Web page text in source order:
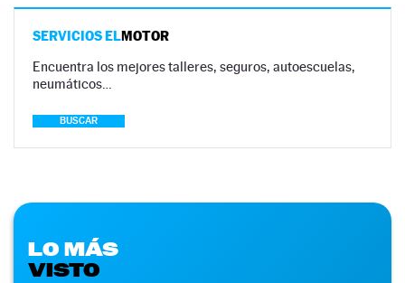
SERVICIOS ELMOTOR
Encuentra los mejores talleres, seguros, autoescuelas,
neumáticos…
BUSCAR
LO MÁS
VISTO